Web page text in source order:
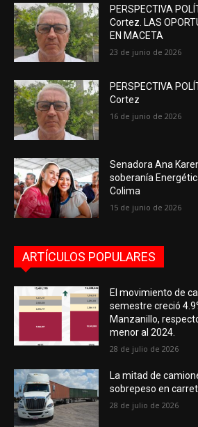
PERSPECTIVA
Cortez. LAS
EN MACETA
23 de junio de 2026
PERSPECTIVA
Cortez
16 de junio de 2026
Senadora Ana
soberanía
Colima
15 de junio de 2026
ARTÍCULOS POPULARES
El movimiento de
semestre creció
Manzanillo,
menor al 2024.
28 de julio de 2026
La mitad de
sobrepeso en
28 de julio de 2026